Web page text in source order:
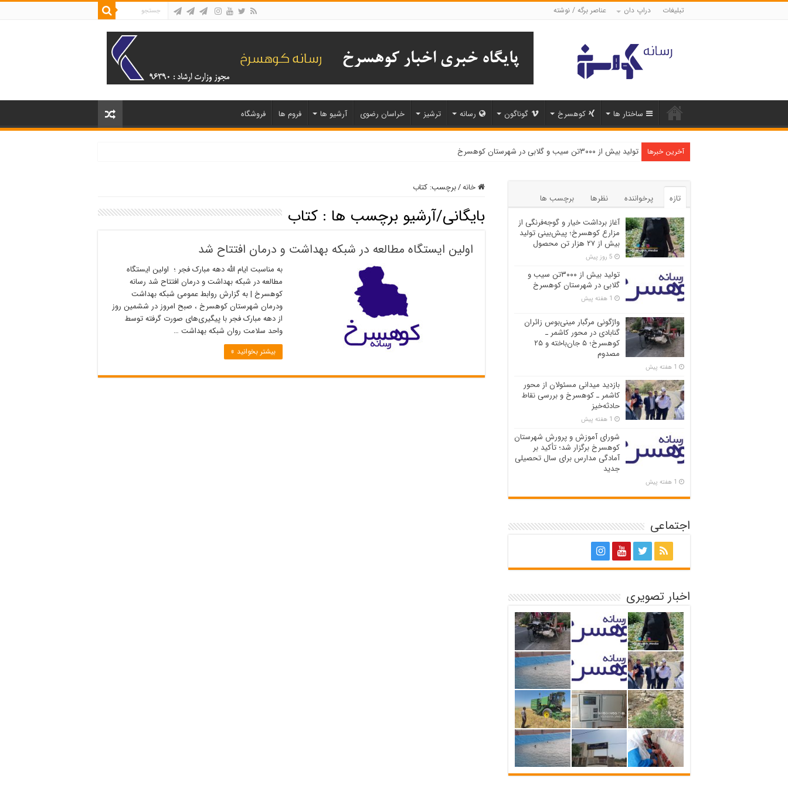
تبلیغات دراپ دان عناصر برگه / نوشته
ساختار ها کوهسرخ گوناگون رسانه ترشیز خراسان رضوی آرشیو ها فروم ها فروشگاه
آخرین خبرها تولید بیش از ۳۰۰۰تن سیب و گلابی در شهرستان کوهسرخ
خانه/برچسب: کتاب
بایگانی/آرشیو برچسب ها : کتاب
اولین ایستگاه مطالعه در شبکه بهداشت و درمان افتتاح شد
به مناسبت ایام الله دهه مبارک فجر ؛ اولین ایستگاه
مطالعه در شبکه بهداشت و درمان افتتاح شد رسانه
کوهسرخ | به گزارش روابط عمومی شبکه بهداشت
ودرمان شهرستان کوهسرخ ، صبح امروز در ششمین روز
از دهه مبارک فجر با پیگیری‌های صورت گرفته توسط
واحد سلامت روان شبکه بهداشت …
بیشتر بخوانید »
تازه پرخواننده نظرها
برچسب ها
آغاز برداشت خیار و گوجه‌فرنگی از
مزارع کوهسرخ؛ پیش‌بینی تولید
بیش از ۲۷ هزار تن محصول
5 روز پیش
تولید بیش از ۳۰۰۰تن سیب و
گلابی در شهرستان کوهسرخ
1 هفته پیش
واژگونی مرگبار مینی‌بوس زائران
گنابادی در محور کاشمر ـ
کوهسرخ؛ ۵ جان‌باخته و ۲۵
مصدوم
1 هفته پیش
بازدید میدانی مسئولان از محور
کاشمر ـ کوهسرخ و بررسی نقاط
حادثه‌خیز
1 هفته پیش
شورای آموزش و پرورش شهرستان
کوهسرخ برگزار شد؛ تأکید بر
آمادگی مدارس برای سال تحصیلی
جدید
1 هفته پیش
اجتماعی
اخبار تصویری